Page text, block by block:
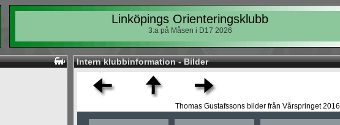
Linköpings Orienteringsklubb
3:a på Måsen i D17 2026
Intern klubbinformation - Bilder
Thomas Gustafssons bilder från Vårspringet 2016